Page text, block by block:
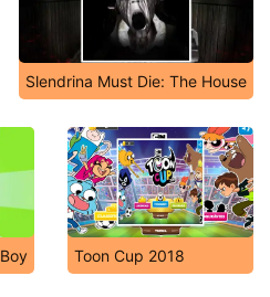
Slendrina Must Die: The House
Toon Cup 2018